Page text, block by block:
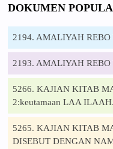
DOKUMEN
2194. AMALIYAH
2193. AMALIYAH
5266. KAJIAN KITAB
2:keutamaan LAA
5265. KAJIAN KITAB
DISEBUT DENGAN